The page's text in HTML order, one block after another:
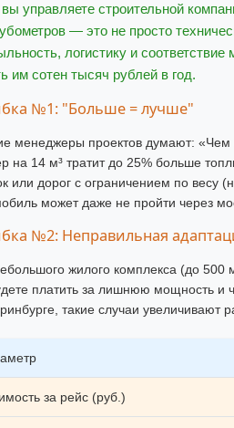
управляете строительной
— это не просто
логистику и
им сотен тысяч рублей в год.
№1: "Больше = лучше"
менеджеры проектов думают:
на 14 м³ тратит до 25% больше
или дорог с ограничением по весу
может даже не пройти через
№2: Неправильная
жилого комплекса (до 500
платить за лишнюю мощность и
такие случаи увеличивают
за рейс (руб.)